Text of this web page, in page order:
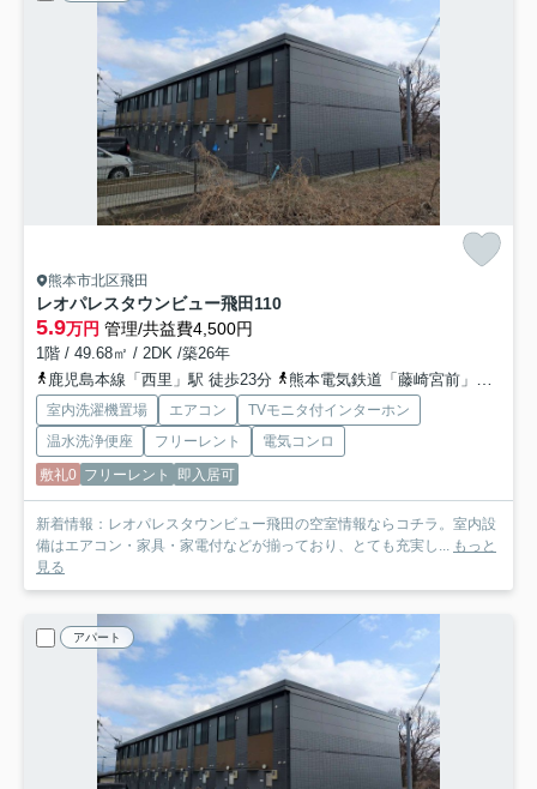
熊本市北区飛田
レオパレスタウンビュー飛田110
5.9万円 管理/共益費4,500円
1階 / 49.68㎡ / 2DK /築26年
鹿児島本線「西里」駅 徒歩23分
熊本電気鉄道「藤崎宮前」駅 バス29分 「昇立」 停歩5分
室内洗濯機置場 エアコン
TVモニタ付インターホン
温水洗浄便座
フリーレント
電気コンロ
敷礼0 フリーレント 即入居可
新着情報：レオパレスタウンビュー飛田の空室情報ならコチラ。室内設
備はエアコン・家具・家電付などが揃っており、とても充実し... もっと
見る
アパート